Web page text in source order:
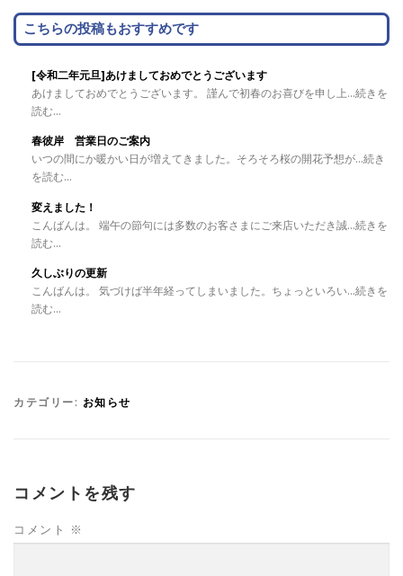
こちらの投稿もおすすめです
[令和二年元旦]あけましておめでとうございます
あけましておめでとうございます。 謹んで初春のお喜びを申し上...続きを
読む...
春彼岸 営業日のご案内
いつの間にか暖かい日が増えてきました。そろそろ桜の開花予想が...続き
を読む...
変えました！
こんばんは。 端午の節句には多数のお客さまにご来店いただき誠...続きを
読む...
久しぶりの更新
こんばんは。 気づけば半年経ってしまいました。ちょっといろい...続きを
読む...
カテゴリー: お知らせ
コメントを残す
コメント ※